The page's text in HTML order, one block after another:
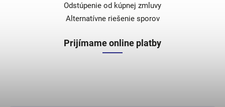
Odstúpenie od kúpnej zmluvy
Alternatívne riešenie sporov
Prijímame online platby